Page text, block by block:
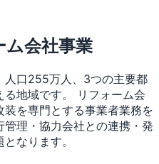
ム会社事業
人口255万人、3つの主要都
地域です。
リフォーム会
を専門とする事業者業務を
理・協力会社との連携・発
なります。